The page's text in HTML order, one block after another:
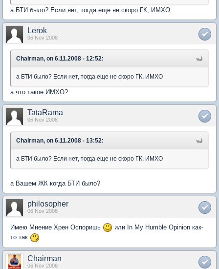
а БТИ было? Если нет, тогда еще не скоро ГК, ИМХО
Lerok
06 Nov 2008
Chairman, on 6.11.2008 - 12:52:
а БТИ было? Если нет, тогда еще не скоро ГК, ИМХО
а что такое ИМХО?
TataRama
06 Nov 2008
Chairman, on 6.11.2008 - 13:52:
а БТИ было? Если нет, тогда еще не скоро ГК, ИМХО
а Вашем ЖК когда БТИ было?
philosopher
06 Nov 2008
Имею Мнение Хрен Оспоришь
или In My Humble Opinion как-
то так
Chairman
06 Nov 2008